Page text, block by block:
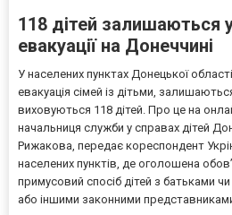
118 дітей залишаються
евакуації на Донеччині
У населених пунктах Донецької
евакуація сімей із дітьми,
виховуються 118 дітей. Про це на
начальниця служби у справах дітей
Рижакова, передає кореспондент
населених пунктів, де оголошена
примусовий спосіб дітей з батьками
або іншими законними